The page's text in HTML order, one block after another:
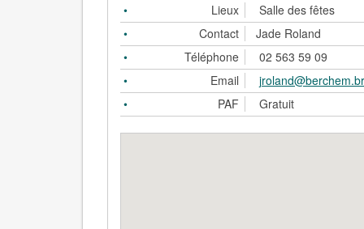
Lieux
Salle des fêtes
Contact
Jade Roland
Téléphone
02 563 59 09
Email
PAF
Gratuit